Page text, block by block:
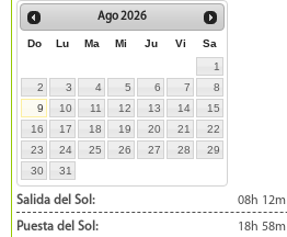
Ago2026
Do Lu Ma Mi Ju Vi
Sa
1
2
3 4 5 6 7
8
9
10 11 12 13 14
15
16
17 18 19 20 21
22
23
24 25 26 27 28
29
30
31
Salida del Sol:
08h 12m
Puesta del Sol:
18h 58m